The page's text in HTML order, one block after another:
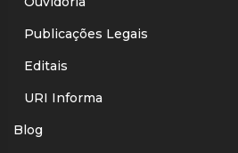
Publicações Legais
Editais
URI Informa
Blog